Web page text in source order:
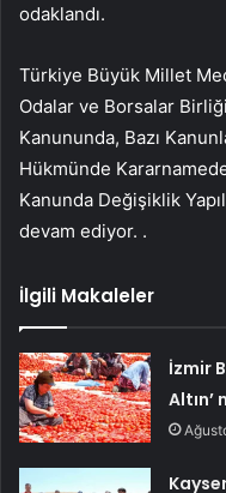
odaklandı.
Türkiye Büyük Millet
Odalar ve Borsalar
Kanununda, Bazı
Hükmünde
Kanunda Değişiklik
devam ediyor. .
İlgili Makaleler
İzmir
Altın’